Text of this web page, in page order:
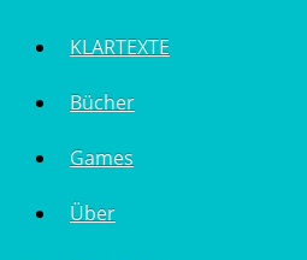
KLARTEXTE
Bücher
Games
Über